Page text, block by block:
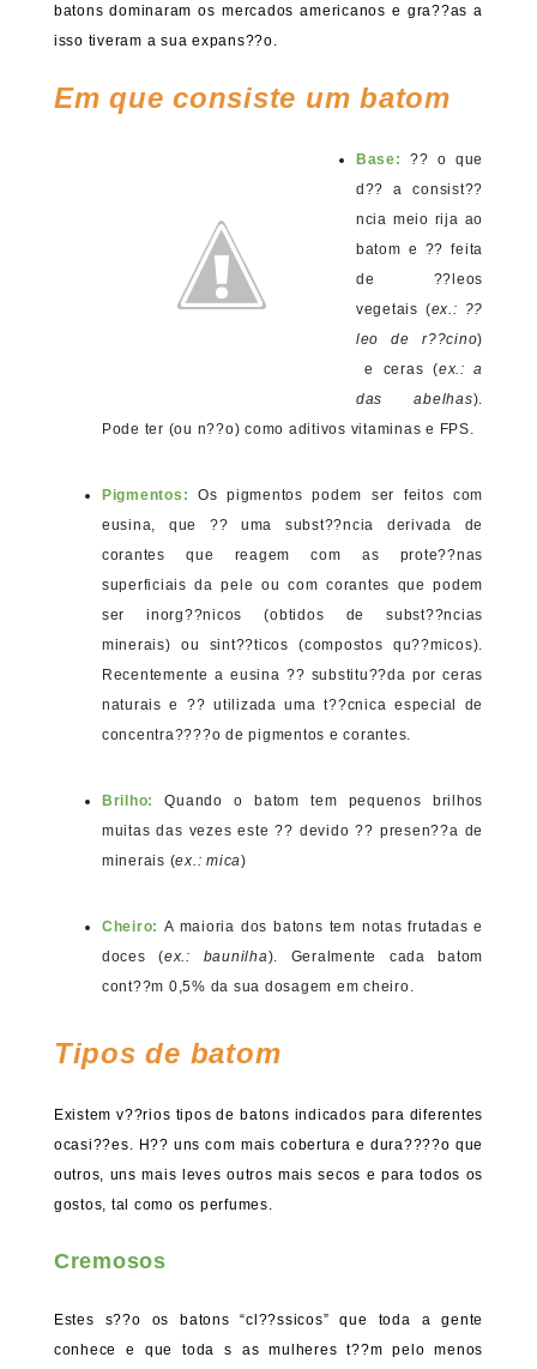
batons dominaram os mercados americanos e gra??as a
isso tiveram a sua expans??o.
Em que consiste um batom
Base:
?? o que
d?? a consist??
ncia meio rija ao
batom e ?? feita
de ??leos
vegetais (ex.: ??
leo de r??cino)
e ceras (ex.: a
das abelhas).
Pode ter (ou n??o) como aditivos vitaminas e FPS.
Pigmentos: Os pigmentos podem ser feitos com
eusina, que ?? uma subst??ncia derivada de
corantes que reagem com as prote??nas
superficiais da pele ou com corantes que podem
ser inorg??nicos (obtidos de subst??ncias
minerais) ou sint??ticos (compostos qu??micos).
Recentemente a eusina ?? substitu??da por ceras
naturais e ?? utilizada uma t??cnica especial de
concentra????o de pigmentos e corantes.
Brilho:
Quando o batom tem pequenos brilhos
muitas das vezes este ?? devido ?? presen??a de
minerais (ex.: mica)
Cheiro: A maioria dos batons tem notas frutadas e
doces (ex.: baunilha). Geralmente cada batom
cont??m 0,5% da sua dosagem em cheiro.
Tipos de batom
Existem v??rios tipos de batons indicados para diferentes
ocasi??es. H?? uns com mais cobertura e dura????o que
outros, uns mais leves outros mais secos e para todos os
gostos, tal como os perfumes.
Cremosos
Estes s??o os batons “cl??ssicos” que toda a gente
conhece e que toda s as mulheres t??m pelo menos